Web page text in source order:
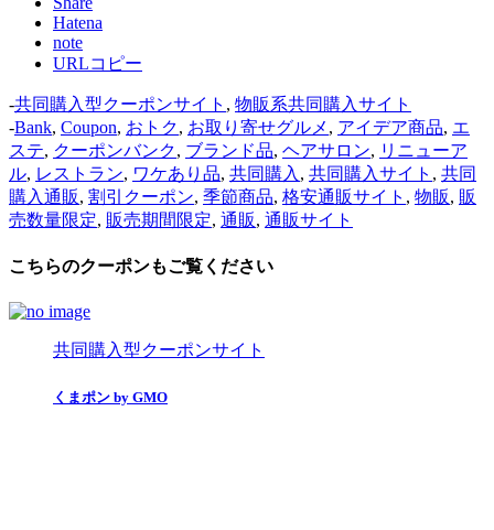
Hatena
note
URLコピー
-共同購入型クーポンサイト , 物販系共同購入サイト
-Bank, Coupon, おトク, お取り寄せグルメ , アイデア商品, エ
ステ, クーポンバンク, ブランド品, ヘアサロン, リニューア
ル, レストラン, ワケあり品, 共同購入 , 共同購入サイト , 共同
購入通販, 割引クーポン, 季節商品, 格安通販サイト , 物販, 販
売数量限定, 販売期間限定, 通販, 通販サイト
こちらのクーポンもご覧ください
共同購入型クーポンサイト
くまポン by GMO